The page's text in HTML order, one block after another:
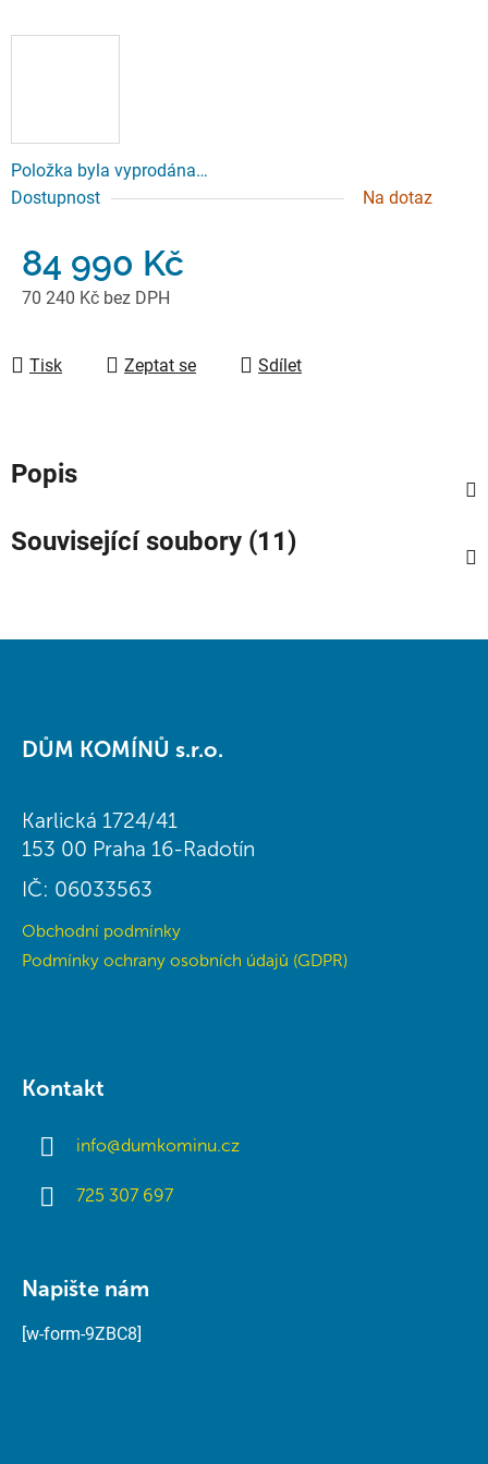
Položka byla vyprodána…
Dostupnost
Na dotaz
84 990 Kč
70 240 Kč bez DPH
Tisk
Zeptat se Sdílet
Popis
Související soubory (11)
DŮM KOMÍNŮ s.r.o.
Karlická 1724/41
153 00 Praha 16-Radotín
IČ: 06033563
Obchodní podmínky
Podmínky ochrany osobních údajů (GDPR)
Kontakt
info@dumkominu.cz
725 307 697
Napište nám
[w-form-9ZBC8]